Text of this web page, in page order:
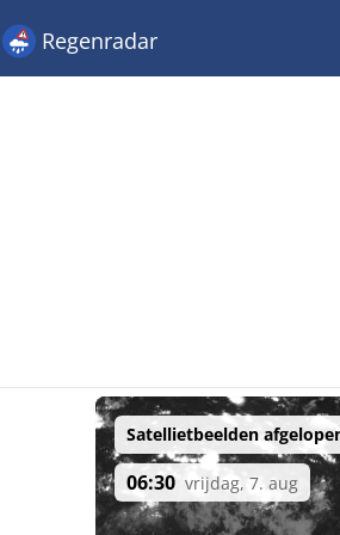
Regenradar
Satellietbeelden
06:30 vrijdag, 7. aug